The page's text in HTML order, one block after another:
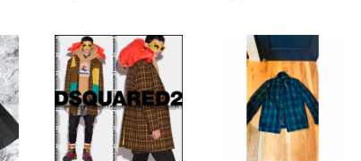
▼返品特約
https://